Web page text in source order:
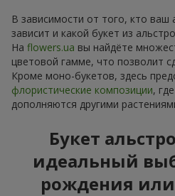
В зависимости от того, кто ваш
зависит и какой букет из
На flowers.ua вы найдёте
цветовой гамме, что позволит
Кроме моно-букетов, здесь
флористические композиции,
дополняются другими
Букет
идеальный
рождения